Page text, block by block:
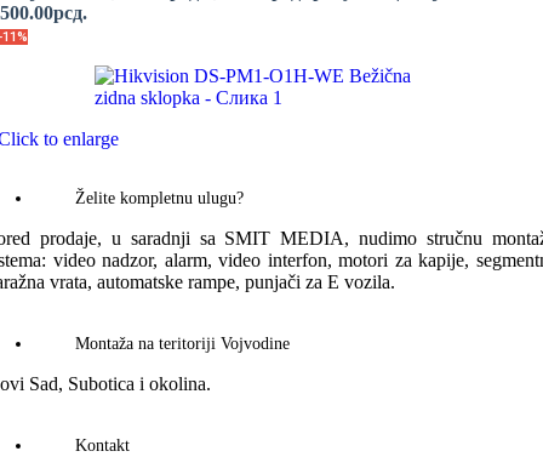
to enlarge
Želite kompletnu ulugu?
prodaje, u saradnji sa SMIT MEDIA, nudimo stručnu
video nadzor, alarm, video interfon, motori za kapije,
vrata, automatske rampe, punjači za E vozila.
Montaža na teritoriji Vojvodine
Sad, Subotica i okolina.
Kontakt